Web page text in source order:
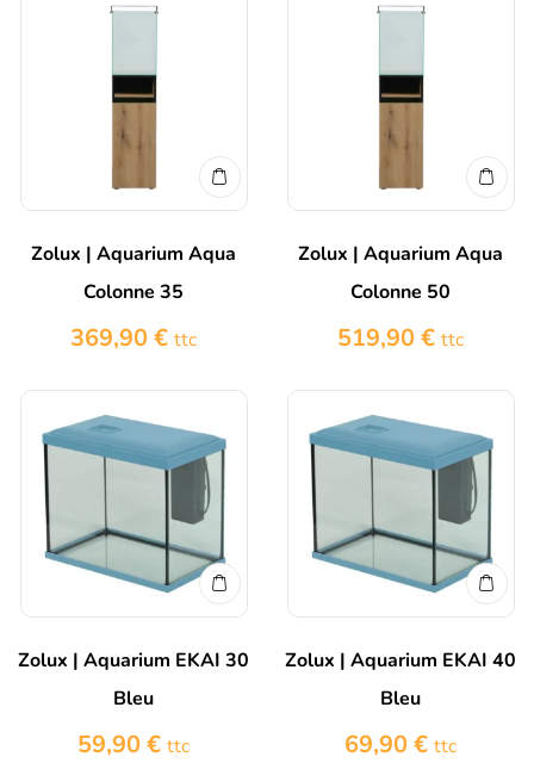
Zolux | Aquarium Aqua
Colonne 35
369,90€ ttc
Zolux | Aquarium Aqua
Colonne 50
519,90€ ttc
Zolux | Aquarium EKAI 30
Bleu
59,90€ ttc
Zolux | Aquarium EKAI 40
Bleu
69,90€ ttc